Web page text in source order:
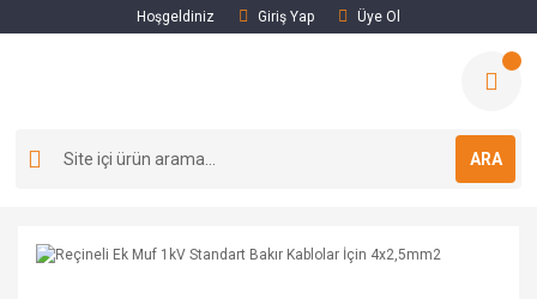
Hoşgeldiniz Giriş Yap Üye Ol
ARA